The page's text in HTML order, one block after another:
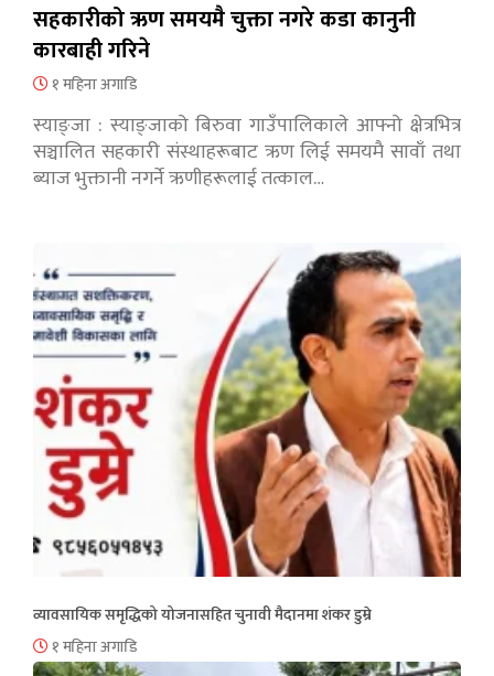
सहकारीको ऋण समयमै चुक्ता नगरे कडा कानुनी
कारबाही गरिने
१ महिना अगाडि
स्याङ्जा : स्याङ्जाको बिरुवा गाउँपालिकाले आफ्नो क्षेत्रभित्र
सञ्चालित सहकारी संस्थाहरूबाट ऋण लिई समयमै सावाँ तथा
ब्याज भुक्तानी नगर्ने ऋणीहरूलाई तत्काल…
व्यावसायिक समृद्धिको योजनासहित चुनावी मैदानमा शंकर डुम्रे
१ महिना अगाडि